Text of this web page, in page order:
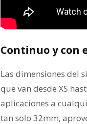
Continuo y con
Las dimensiones del
que van desde XS
aplicaciones a
tan solo 32mm,